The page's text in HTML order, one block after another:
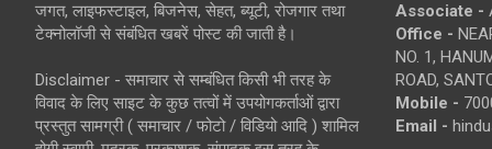
जगत, लाइफस्टाइल, बिजनेस, सेहत, ब्यूटी, रोजगार तथा
टेक्नोलॉजी से संबंधित खबरें पोस्ट की जाती है।
Disclaimer - समाचार से सम्बंधित किसी भी तरह के
विवाद के लिए साइट के कुछ तत्वों में उपयोगकर्ताओं द्वारा
प्रस्तुत सामग्री ( समाचार / फोटो / विडियो आदि ) शामिल
Associate -
Office -
NO. 1,
ROAD,
Mobile -
Email -